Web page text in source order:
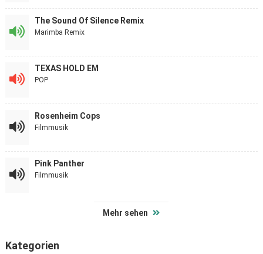
The Sound Of Silence Remix
Marimba Remix
TEXAS HOLD EM
POP
Rosenheim Cops
Filmmusik
Pink Panther
Filmmusik
Mehr sehen
Kategorien